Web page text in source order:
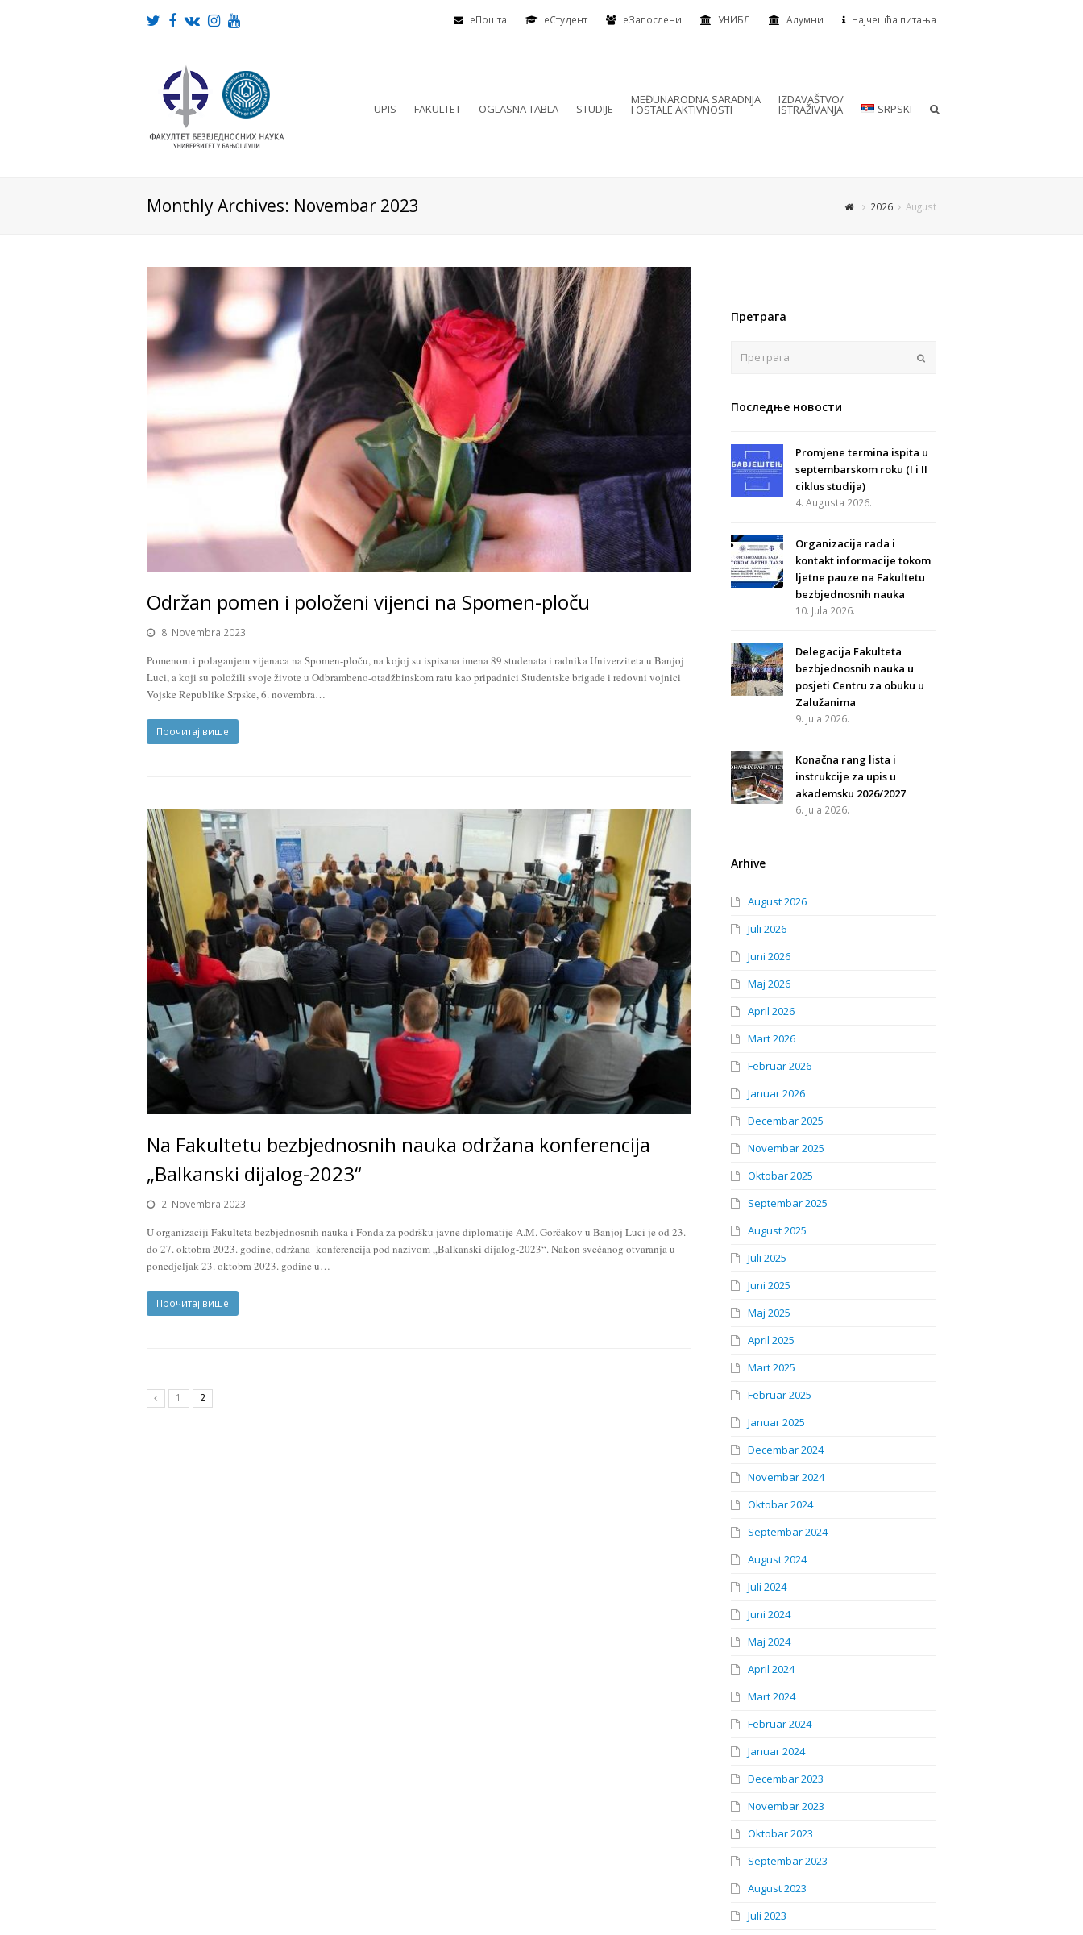
еПошта eСтудент еЗапослени УНИБЛ Алумни Најчешћа питања
Twitter
Facebook
VKInstagram
Youtube
UPIS FAKULTET OGLASNA TABLA STUDIJE
MEĐUNARODNA SARADNJA
I OSTALE AKTIVNOSTI
IZDAVAŠTVO/
ISTRAŽIVANJA SRPSKI
Monthly Archives: Novembar 2023 2026 August
Održan pomen i položeni vijenci na Spomen-ploču
8. Novembra 2023.
Pomenom i polaganjem vijenaca na Spomen-ploču, na kojoj su ispisana imena 89 studenata i radnika Univerziteta u Banjoj
Luci, a koji su položili svoje živote u Odbrambeno-otadžbinskom ratu kao pripadnici Studentske brigade i redovni vojnici
Vojske Republike Srpske, 6. novembra…
Прочитај више
Na Fakultetu bezbjednosnih nauka održana konferencija
„Balkanski dijalog-2023“
2. Novembra 2023.
U organizaciji Fakulteta bezbjednosnih nauka i Fonda za podršku javne diplomatije A.M. Gorčakov u Banjoj Luci je od 23.
do 27. oktobra 2023. godine, održana konferencija pod nazivom „Balkanski dijalog-2023“. Nakon svečanog otvaranja u
ponedjeljak 23. oktobra 2023. godine u…
Прочитај више
1 2
Претрага
Последње новости
Promjene termina ispita u
septembarskom roku (I i II
ciklus studija)
4. Augusta 2026.
Organizacija rada i
kontakt informacije tokom
ljetne pauze na Fakultetu
bezbjednosnih nauka
10. Jula 2026.
Delegacija Fakulteta
bezbjednosnih nauka u
posjeti Centru za obuku u
Zalužanima
9. Jula 2026.
Konačna rang lista i
instrukcije za upis u
akademsku 2026/2027
6. Jula 2026.
Arhive
August 2026
Juli 2026
Juni 2026
Maj 2026
April 2026
Mart 2026
Februar 2026
Januar 2026
Decembar 2025
Novembar 2025
Oktobar 2025
Septembar 2025
August 2025
Juli 2025
Juni 2025
Maj 2025
April 2025
Mart 2025
Februar 2025
Januar 2025
Decembar 2024
Novembar 2024
Oktobar 2024
Septembar 2024
August 2024
Juli 2024
Juni 2024
Maj 2024
April 2024
Mart 2024
Februar 2024
Januar 2024
Decembar 2023
Novembar 2023
Oktobar 2023
Septembar 2023
August 2023
Juli 2023